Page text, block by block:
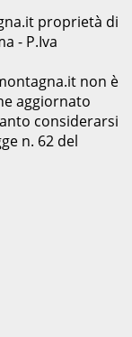
proprietà di
- P.Iva
non è
aggiornato
considerarsi
n. 62 del